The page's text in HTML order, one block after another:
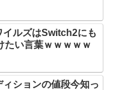
イルズはSwitch2にも
い言葉ｗｗｗｗｗ
ィションの値段今知っ